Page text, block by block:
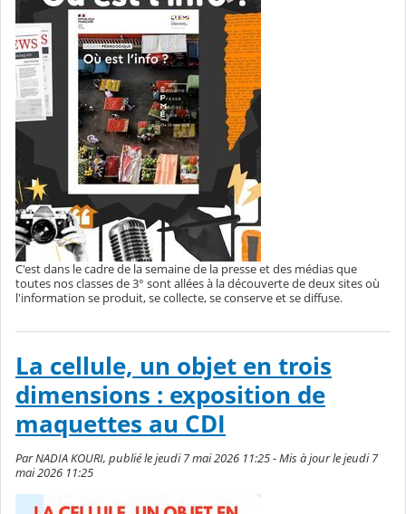
C'est dans le cadre de la semaine de la presse et des médias que
toutes nos classes de 3° sont allées à la découverte de deux sites où
l'information se produit, se collecte, se conserve et se diffuse.
La cellule, un objet en trois
dimensions : exposition de
maquettes au CDI
Par NADIA KOURI, publié le jeudi 7 mai 2026 11:25 - Mis à jour le jeudi 7
mai 2026 11:25